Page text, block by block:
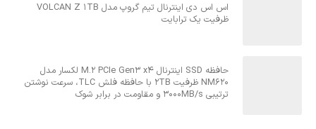
اس اس دی اینترنال تیم گروپ مدل VOLCAN Z 1TB
ظرفیت یک ترابایت
حافظه SSD اینترنال M.2 PCIe Gen3 x4 لکسار مدل
NM620 ظرفیت 2TB با حافظه فلش TLC، سرعت نوشتن
ترتیبی 3000MB/s و مقاومت در برابر شوک